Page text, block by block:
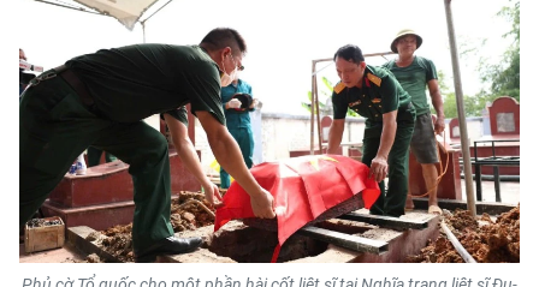
ENGLISH
中文
РУССКИЙ
ESPAÑOL